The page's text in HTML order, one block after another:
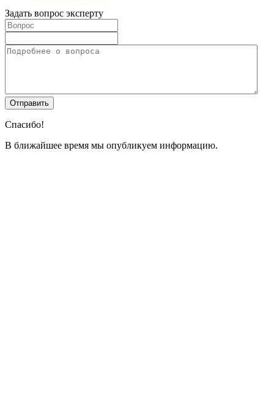
Задать вопрос эксперту
Спасибо!
В ближайшее время мы опубликуем информацию.